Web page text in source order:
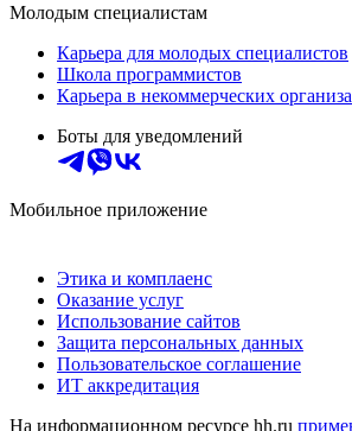
Молодым специалистам
Карьера для молодых специалистов
Школа программистов
Карьера в некоммерческих
Боты для уведомлений
Мобильное приложение
Этика и комплаенс
Оказание услуг
Использование сайтов
Защита персональных данных
Пользовательское соглашение
ИТ аккредитация
На информационном ресурсе hh.ru